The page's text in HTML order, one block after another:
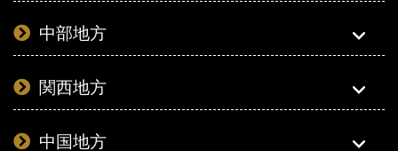
中部地方
関西地方
中国地方